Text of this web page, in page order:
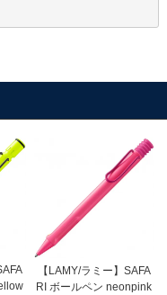
【LAMY/ラミー】SAFA
RI ボールペン neonpink